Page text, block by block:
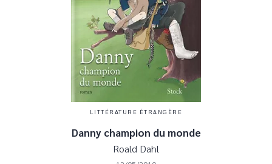
LITTÉRATURE ÉTRANGÈRE
Danny champion du monde
Roald Dahl